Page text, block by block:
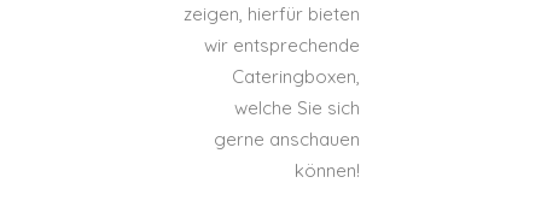
zeigen, hierfür bieten
wir entsprechende
Cateringboxen,
welche Sie sich
gerne anschauen
können!